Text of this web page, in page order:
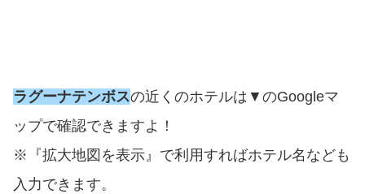
ラグーナテンボスの近くのホテルは▼のGoogleマ
ップで確認できますよ！
※『拡大地図を表示』で利用すればホテル名なども
入力できます。